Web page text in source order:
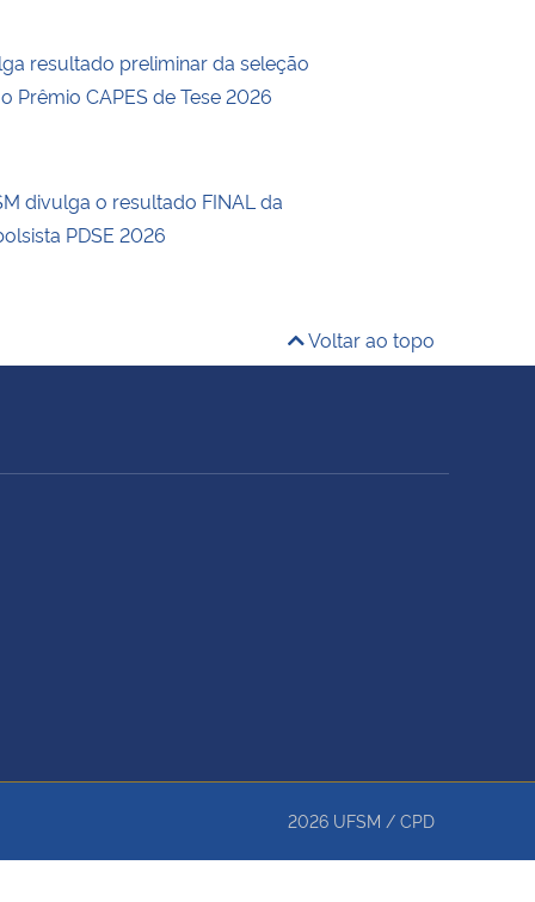
resultado preliminar da seleção
Prêmio CAPES de Tese 2026
divulga o resultado FINAL da
PDSE 2026
Voltar ao topo
2026 UFSM / CPD